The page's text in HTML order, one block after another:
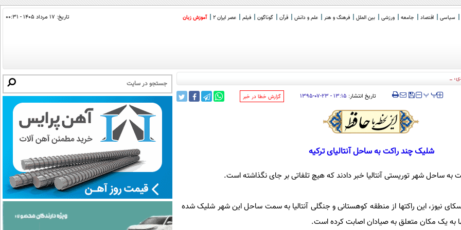
سیاسی اقتصاد جامعه ورزشی بین الملل فرهنگ و هنر علم و دانش قرآن گوناگون فیلم عصر ایران 2 آموزش زبان تاریخ: ۱۷ مرداد ۱۴۰۵ - ۰۰:۳۱
ترکیه و پاکست
‍‍‍ پ پ تاریخ انتشار: ۱۳:۱۵ - ۲۳-۰۷-۱۳۹۵ ‌گزارش خطا در خبر
شلیک چند راکت به ساحل آنتالیای ترکیه
به ساحل شهر توریستی آنتالیا خبر دادند که هیچ تلفاتی بر جای نگذاشته است.
نیوز، این راکتها از منطقه کوهستانی و جنگلی آنتالیا به سمت ساحل این شهر شلیک شده
به یک مکان متعلق به صیادان اصابت کرده است.